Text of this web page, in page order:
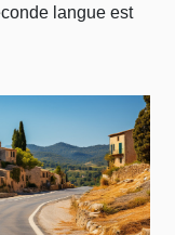
langue est